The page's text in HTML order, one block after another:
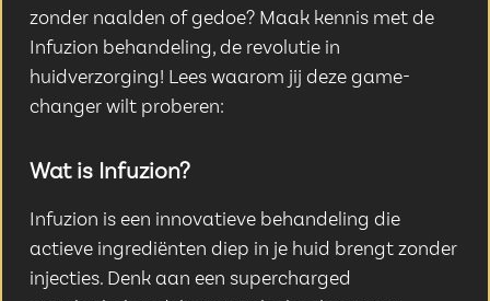
zonder naalden of gedoe? Maak kennis met de
Infuzion behandeling, de revolutie in
huidverzorging! Lees waarom jij deze game-
changer wilt proberen:
Wat is Infuzion?
Infuzion is een innovatieve behandeling die
actieve ingrediënten diep in je huid brengt zonder
injecties. Denk aan een supercharged